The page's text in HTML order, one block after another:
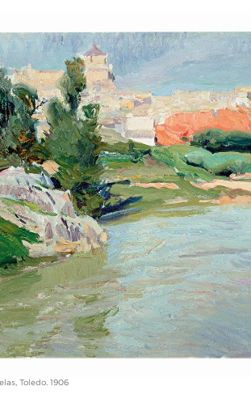
Toledo. 1906